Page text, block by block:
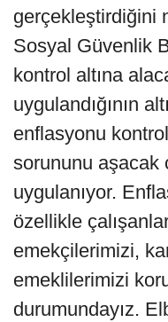
gerçekleştirdiğini
Sosyal Güvenlik
kontrol altına
uygulandığının
enflasyonu
sorununu aşacak
uygulanıyor.
özellikle
emekçilerimizi,
emeklilerimizi
durumundayız.